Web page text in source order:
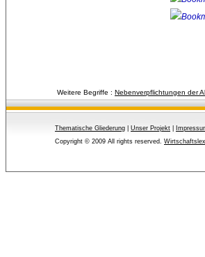
Weitere Begriffe : Nebenverpflichtungen der
Thematische Gliederung Unser Projekt
Copyright © 2009 All rights reserved.